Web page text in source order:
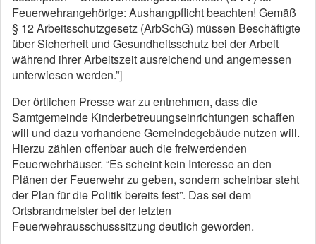
Feuerwehrangehörige: Aushangpflicht beachten! Gemäß
§ 12 Arbeitsschutzgesetz (ArbSchG) müssen Beschäftigte
über Sicherheit und Gesundheitsschutz bei der Arbeit
während ihrer Arbeitszeit ausreichend und angemessen
unterwiesen werden.”]
Der örtlichen Presse war zu entnehmen, dass die
Samtgemeinde Kinderbetreuungseinrichtungen schaffen
will und dazu vorhandene Gemeindegebäude nutzen will.
Hierzu zählen offenbar auch die freiwerdenden
Feuerwehrhäuser. “Es scheint kein Interesse an den
Plänen der Feuerwehr zu geben, sondern scheinbar steht
der Plan für die Politik bereits fest”. Das sei dem
Ortsbrandmeister bei der letzten
Feuerwehrausschusssitzung deutlich geworden.